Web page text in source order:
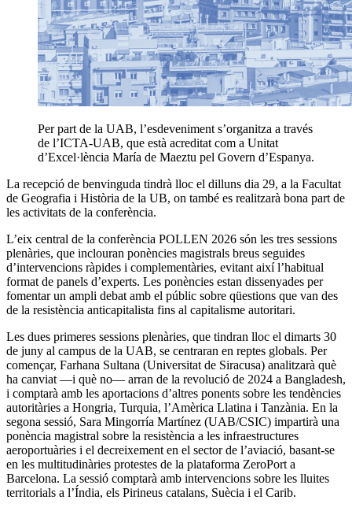
Per part de la UAB, l’esdeveniment s’organitza a través
de l’ICTA-UAB, que està acreditat com a Unitat
d’Excel·lència María de Maeztu pel Govern d’Espanya.
La recepció de benvinguda tindrà lloc el dilluns dia 29, a la Facultat
de Geografia i Història de la UB, on també es realitzarà bona part de
les activitats de la conferència.
L’eix central de la conferència POLLEN 2026 són les tres sessions
plenàries, que inclouran ponències magistrals breus seguides
d’intervencions ràpides i complementàries, evitant així l’habitual
format de panels d’experts. Les ponències estan dissenyades per
fomentar un ampli debat amb el públic sobre qüestions que van des
de la resistència anticapitalista fins al capitalisme autoritari.
Les dues primeres sessions plenàries, que tindran lloc el dimarts 30
de juny al campus de la UAB, se centraran en reptes globals. Per
començar, Farhana Sultana (Universitat de Siracusa) analitzarà què
ha canviat —i què no— arran de la revolució de 2024 a Bangladesh,
i comptarà amb les aportacions d’altres ponents sobre les tendències
autoritàries a Hongria, Turquia, l’Amèrica Llatina i Tanzània. En la
segona sessió, Sara Mingorría Martínez (UAB/CSIC) impartirà una
ponència magistral sobre la resistència a les infraestructures
aeroportuàries i el decreixement en el sector de l’aviació, basant-se
en les multitudinàries protestes de la plataforma ZeroPort a
Barcelona. La sessió comptarà amb intervencions sobre les lluites
territorials a l’Índia, els Pirineus catalans, Suècia i el Carib.